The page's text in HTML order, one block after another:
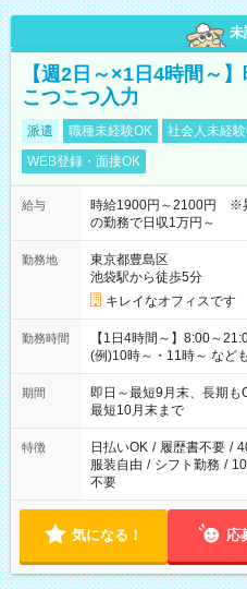
未
【週2日～×1日4時間～
こつこつ入力
派遣 職種未経験OK 社会人未経
WEB登録・面接OK
給与
時給1900円～2100円 ※
の勤務で日収1万円～
勤務地
東京都豊島区
池袋駅から徒歩5分
キレイなオフィスです
勤務時間
【1日4時間～】8:00～
(例)10時～・11時～ など
期間
即日～最短9月末、長期
最短10月末まで
特徴 日払いOK / 履歴書不要 /
服装自由 / シフト勤務 /
不要
気になる！ 応